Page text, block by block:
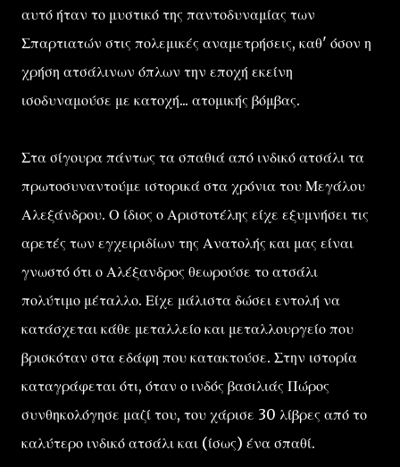
αυτό ήταν το μυστικό της παντοδυναμίας των
Σπαρτιατών στις πολεμικές αναμετρήσεις, καθ' όσον η
χρήση ατσάλινων όπλων την εποχή εκείνη
ισοδυναμούσε με κατοχή... ατομικής βόμβας.
Στα σίγουρα πάντως τα σπαθιά από ινδικό ατσάλι τα
πρωτοσυναντούμε ιστορικά στα χρόνια του Μεγάλου
Αλεξάνδρου. Ο ίδιος ο Αριστοτέλης είχε εξυμνήσει τις
αρετές των εγχειριδίων της Ανατολής και μας είναι
γνωστό ότι ο Αλέξανδρος θεωρούσε το ατσάλι
πολύτιμο μέταλλο. Είχε μάλιστα δώσει εντολή να
κατάσχεται κάθε μεταλλείο και μεταλλουργείο που
βρισκόταν στα εδάφη που κατακτούσε. Στην ιστορία
καταγράφεται ότι, όταν ο ινδός βασιλιάς Πώρος
συνθηκολόγησε μαζί του, του χάρισε 30 λίβρες από το
καλύτερο ινδικό ατσάλι και (ίσως) ένα σπαθί.